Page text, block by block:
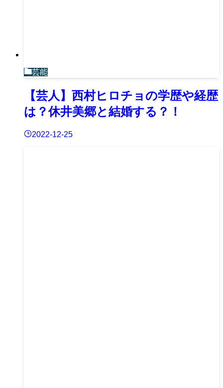
芸能
【芸人】西村ヒロチョの学歴や経歴
は？休井美郷と結婚する？！
2022-12-25